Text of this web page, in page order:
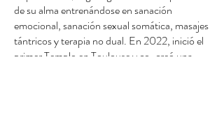
de su alma entrenándose en sanación
emocional, sanación sexual somática, masajes
tántricos y terapia no dual. En 2022, inició el
primer Templo en Toulouse y co-creó una